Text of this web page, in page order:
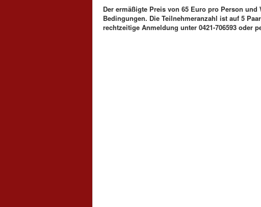
Der ermäßigte Preis von 65 Euro pro Person
Bedingungen. Die Teilnehmeranzahl ist auf 5
rechtzeitige Anmeldung unter 0421-706593 oder